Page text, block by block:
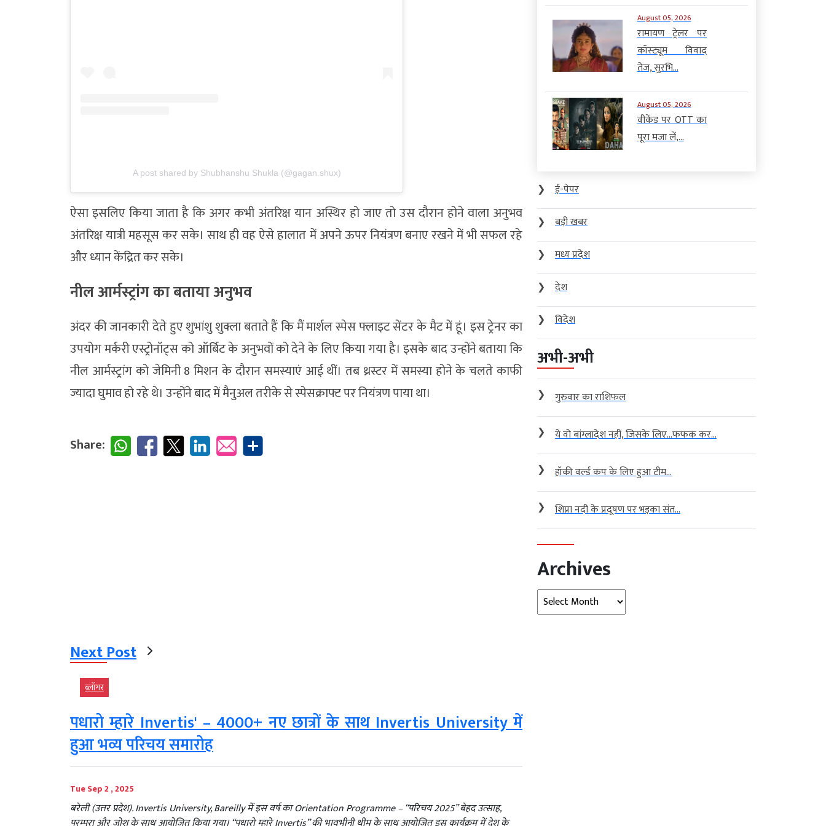
A post shared by Shubhanshu Shukla (@gagan.shux)
ऐसा इसलिए किया जाता है कि अगर कभी अंतरिक्ष यान अस्थिर हो जाए तो उस दौरान होने वाला अनुभव
अंतरिक्ष यात्री महसूस कर सके। साथ ही वह ऐसे हालात में अपने ऊपर नियंत्रण बनाए रखने में भी सफल रहे
और ध्यान केंद्रित कर सके।
नील आर्मस्ट्रांग का बताया अनुभव
अंदर की जानकारी देते हुए शुभांशु शुक्ला बताते हैं कि मैं मार्शल स्पेस फ्लाइट सेंटर के मैट में हूं। इस ट्रेनर का
उपयोग मर्करी एस्ट्रोनॉट्स को ऑर्बिट के अनुभवों को देने के लिए किया गया है। इसके बाद उन्होंने बताया कि
नील आर्मस्ट्र्रांग को जेमिनी 8 मिशन के दौरान समस्याएं आई थीं। तब थ्रस्टर में समस्या होने के चलते काफी
ज्यादा घुमाव हो रहे थे। उन्होंने बाद में मैनुअल तरीके से स्पेसक्राफ्ट पर नियंत्रण पाया था।
Share:
Next Post
ब्‍लॉगर
पधारो म्हारे Invertis' – 4000+ नए छात्रों के साथ Invertis University में
हुआ भव्य परिचय समारोह
Tue Sep 2 , 2025
बरेली (उत्तर प्रदेश). Invertis University, Bareilly में इस वर्ष का Orientation Programme – “परिचय 2025” बेहद उत्साह,
August 05, 2026
रामायण ट्रेलर पर
कॉस्ट्यूम विवाद
तेज, सुरभि...
August 05, 2026
वीकेंड पर OTT का
पूरा मजा लें,...
❯
ई-पेपर
❯
बड़ी खबर
❯
मध्य प्रदेश
❯
देश
❯
विदेश
अभी-अभी
❯ गुरुवार का राशिफल
❯ ये वो बांग्लादेश नहीं, जिसके लिए…फफक कर...
❯ हॉकी वर्ल्ड कप के लिए हुआ टीम...
❯ शिप्रा नदी के प्रदूषण पर भड़का संत...
Archives
Archives